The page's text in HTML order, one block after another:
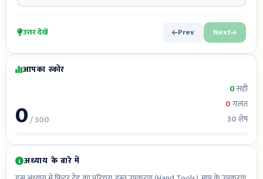
उत्तर देखें Prev Next
आपका स्कोर
0/ 300
0सही
0गलत
30शेष
अध्याय के बारे में